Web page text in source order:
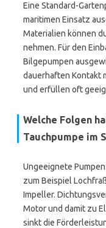
Eine Standard-
maritimen Einsatz
Materialien können
nehmen. Für den
Bilgepumpen
dauerhaften Kontakt
und erfüllen oft
Welche Folgen
Tauchpumpe im
Ungeeignete
zum Beispiel
Impeller.
Motor und damit zu
sinkt die